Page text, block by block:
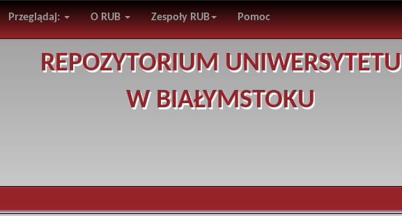
Przeglądaj: O RUB Zespoły RUB Pomoc
REPOZYTORIUM UNIWERSYTETU
W BIAŁYMSTOKU